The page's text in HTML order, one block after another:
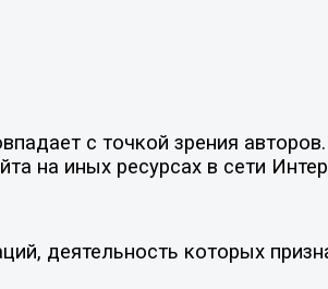
с точкой зрения
на иных ресурсах в сети
деятельность которых